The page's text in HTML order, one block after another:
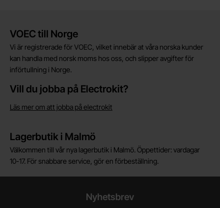
Kort allmän information
VOEC till Norge
Vi är registrerade för VOEC, vilket innebär at våra norska kunder
kan handla med norsk moms hos oss, och slipper avgifter för
införtullning i Norge.
Vill du jobba på Electrokit?
Läs mer om att jobba på electrokit
Lagerbutik i Malmö
Välkommen till vår nya lagerbutik i Malmö. Öppettider: vardagar
10-17. För snabbare service, gör en förbeställning.
Nyhetsbrev